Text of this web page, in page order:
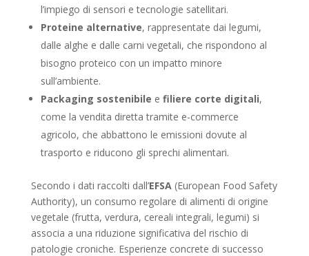
l’impiego di sensori e tecnologie satellitari.
Proteine alternative, rappresentate dai legumi,
dalle alghe e dalle carni vegetali, che rispondono al
bisogno proteico con un impatto minore
sull’ambiente.
Packaging sostenibile e filiere corte digitali,
come la vendita diretta tramite e-commerce
agricolo, che abbattono le emissioni dovute al
trasporto e riducono gli sprechi alimentari.
Secondo i dati raccolti dall’EFSA(European Food Safety
Authority), un consumo regolare di alimenti di origine
vegetale (frutta, verdura, cereali integrali, legumi) si
associa a una riduzione significativa del rischio di
patologie croniche. Esperienze concrete di successo